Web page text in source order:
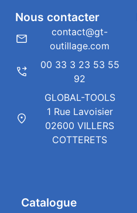
Catalogue
Nous contacter
contact@gt-
outillage.com
00 33 3 23 53 55
92
GLOBAL-TOOLS
1 Rue Lavoisier
02600 VILLERS
COTTERETS